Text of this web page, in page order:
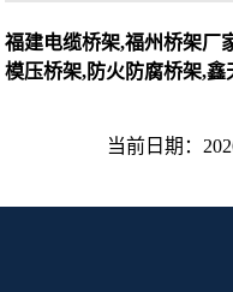
福建电缆桥架,福州桥架厂
模压桥架,防火防腐桥架,
当前日期：